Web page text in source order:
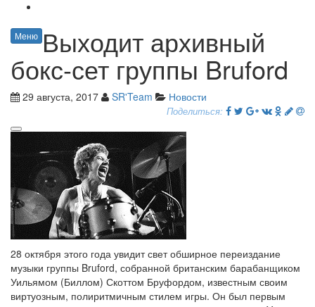
Меню Выходит архивный
бокс-сет группы Bruford
29 августа, 2017 SR'Team Новости
Поделиться:
28 октября этого года увидит свет обширное переиздание
музыки группы Bruford, собранной британским барабанщиком
Уильямом (Биллом) Скоттом Бруфордом, известным своим
виртуозным, полиритмичным стилем игры. Он был первым